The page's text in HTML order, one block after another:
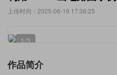
上传时间：2025-06-19 17:36:25
1/3
作品简介